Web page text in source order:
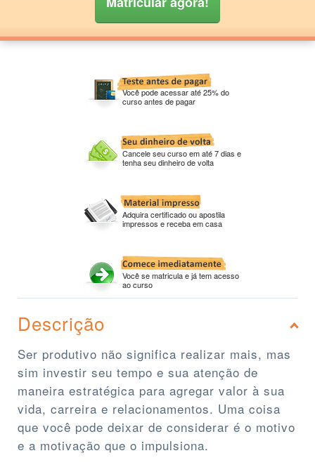
Você pode acessar até 25% do
curso antes de pagar
Cancele seu curso em até 7 dias e
tenha seu dinheiro de volta
Adquira certificado ou apostila
impressos e receba em casa
Você se matricula e já tem acesso
ao curso
Descrição
Ser produtivo não significa realizar mais, mas
sim investir seu tempo e sua atenção de
maneira estratégica para agregar valor à sua
vida, carreira e relacionamentos. Uma coisa
que você pode deixar de considerar é o motivo
e a motivação que o impulsiona.